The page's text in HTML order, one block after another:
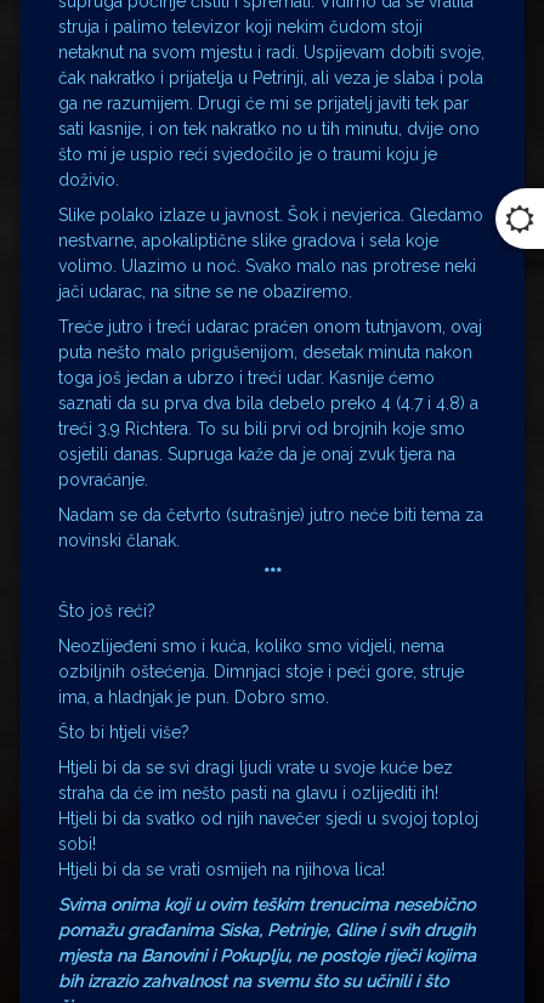
struja i palimo televizor koji nekim čudom stoji
netaknut na svom mjestu i radi. Uspijevam dobiti svoje,
čak nakratko i prijatelja u Petrinji, ali veza je slaba i pola
ga ne razumijem. Drugi će mi se prijatelj javiti tek par
sati kasnije, i on tek nakratko no u tih minutu, dvije ono
što mi je uspio reći svjedočilo je o traumi koju je
doživio.
Slike polako izlaze u javnost. Šok i nevjerica. Gledamo
nestvarne, apokaliptične slike gradova i sela koje
volimo. Ulazimo u noć. Svako malo nas protrese neki
jači udarac, na sitne se ne obaziremo.
Treće jutro i treći udarac praćen onom tutnjavom, ovaj
puta nešto malo prigušenijom, desetak minuta nakon
toga još jedan a ubrzo i treći udar. Kasnije ćemo
saznati da su prva dva bila debelo preko 4 (4.7 i 4.8) a
treći 3.9 Richtera. To su bili prvi od brojnih koje smo
osjetili danas. Supruga kaže da je onaj zvuk tjera na
povraćanje.
Nadam se da četvrto (sutrašnje) jutro neće biti tema za
novinski članak.
***
Što još reći?
Neozlijeđeni smo i kuća, koliko smo vidjeli, nema
ozbiljnih oštećenja. Dimnjaci stoje i peći gore, struje
ima, a hladnjak je pun. Dobro smo.
Što bi htjeli više?
Htjeli bi da se svi dragi ljudi vrate u svoje kuće bez
straha da će im nešto pasti na glavu i ozlijediti ih!
Htjeli bi da svatko od njih navečer sjedi u svojoj toploj
sobi!
Htjeli bi da se vrati osmijeh na njihova lica!
Svima onima koji u ovim teškim trenucima nesebično
pomažu građanima Siska, Petrinje, Gline i svih drugih
mjesta na Banovini i Pokuplju, ne postoje riječi kojima
bih izrazio zahvalnost na svemu što su učinili i što